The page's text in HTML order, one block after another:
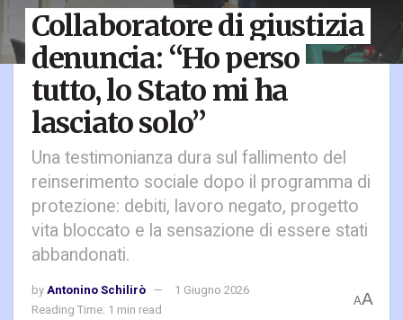
Collaboratore di giustizia
denuncia: “Ho perso
tutto, lo Stato mi ha
lasciato solo”
Una testimonianza dura sul fallimento del
reinserimento sociale dopo il programma di
protezione: debiti, lavoro negato, progetto
vita bloccato e la sensazione di essere stati
abbandonati.
byAntonino Schilirò
1 Giugno 2026
Reading Time: 1 min read
AA